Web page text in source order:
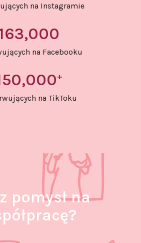
na Instagramie
na Facebooku
na TikToku
+
pomysł na